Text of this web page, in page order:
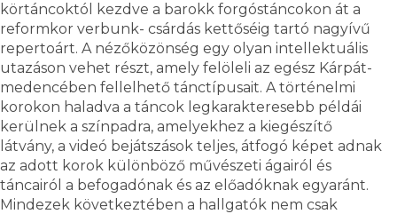
körtáncoktól kezdve a barokk forgóstáncokon át a
reformkor verbunk- csárdás kettőséig tartó nagyívű
repertoárt. A nézőközönség egy olyan intellektuális
utazáson vehet részt, amely felöleli az egész Kárpát-
medencében fellelhető tánctípusait. A történelmi
korokon haladva a táncok legkarakteresebb példái
kerülnek a színpadra, amelyekhez a kiegészítő
látvány, a videó bejátszások teljes, átfogó képet adnak
az adott korok különböző művészeti ágairól és
táncairól a befogadónak és az előadóknak egyaránt.
Mindezek következtében a hallgatók nem csak